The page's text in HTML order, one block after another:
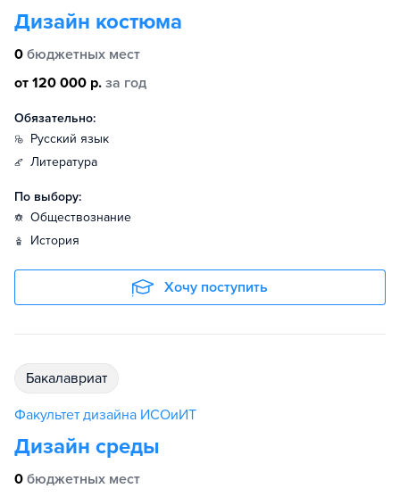
Дизайн костюма
0 бюджетных мест
от 120 000 р. за год
Обязательно:
русский язык
литература
По выбору:
обществознание
история
Хочу поступить
бакалавриат
Факультет дизайна ИСОиИТ
Дизайн среды
0 бюджетных мест